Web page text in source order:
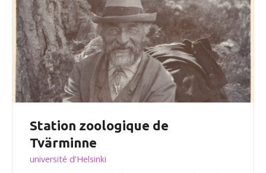
Station zoologique de
Tvärminne
université d'Helsinki